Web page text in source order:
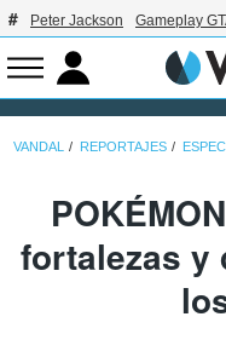
Peter Jackson Gameplay
VANDAL REPORTAJES
fortalezas y